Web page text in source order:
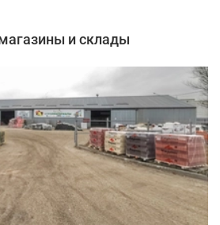
и склады